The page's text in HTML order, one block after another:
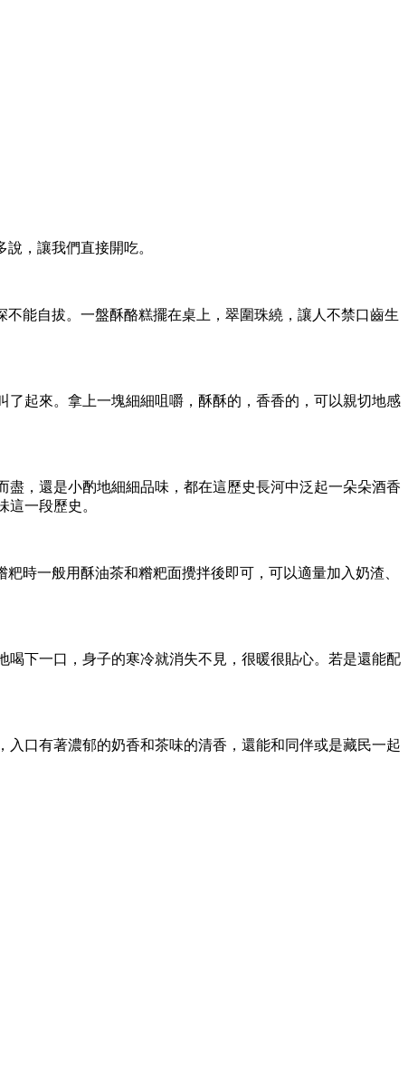
，讓我們直接開吃。
能自拔。一盤酥酪糕擺在桌上，翠圍珠繞，讓人不禁口齒生
起來。拿上一塊細細咀嚼，酥酥的，香香的，可以親切地感
，還是小酌地細細品味，都在這歷史長河中泛起一朵朵酒香
一段歷史。
時一般用酥油茶和糌粑面攪拌後即可，可以適量加入奶渣、
下一口，身子的寒冷就消失不見，很暖很貼心。若是還能配
口有著濃郁的奶香和茶味的清香，還能和同伴或是藏民一起